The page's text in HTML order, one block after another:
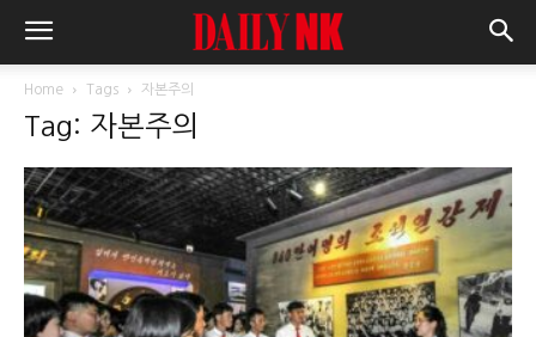
Home Tags 자본주의
Tag: 자본주의